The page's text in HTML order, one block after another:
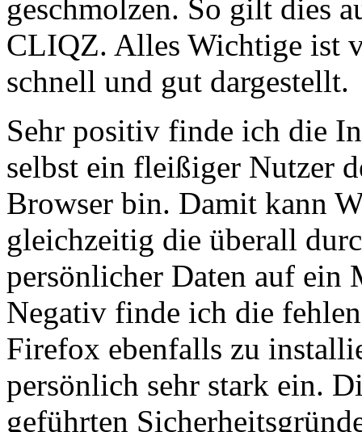
geschmolzen. So gilt dies
CLIQZ. Alles Wichtige ist
schnell und gut dargestellt.
Sehr positiv finde ich die
selbst ein fleißiger Nutzer
Browser bin. Damit kann
gleichzeitig die überall
persönlicher Daten auf ein
Negativ finde ich die
Firefox ebenfalls zu
persönlich sehr stark ein.
geführten